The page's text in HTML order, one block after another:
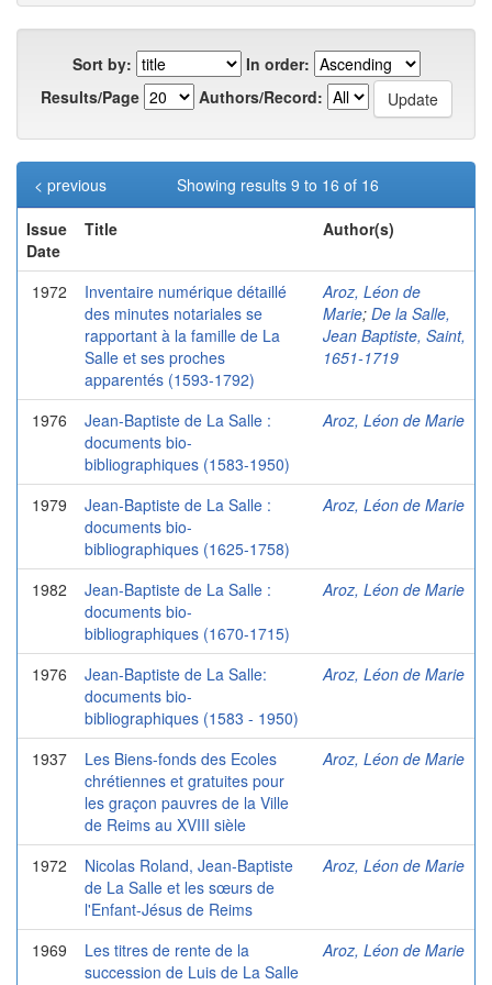
Sort by:
In order:
Results/Page
Authors/Record:
Showing results 9 to 16 of 16
< previous
Issue
Date
Title Author(s)
1972
Inventaire numérique détaillé
des minutes notariales se
rapportant à la famille de La
Salle et ses proches
apparentés (1593-1792)
Aroz, Léon de
Marie; De la Salle,
Jean Baptiste, Saint,
1651-1719
1976
Jean-Baptiste de La Salle :
documents bio-
bibliographiques (1583-1950)
Aroz, Léon de Marie
1979
Jean-Baptiste de La Salle :
documents bio-
bibliographiques (1625-1758)
Aroz, Léon de Marie
1982
Jean-Baptiste de La Salle :
documents bio-
bibliographiques (1670-1715)
Aroz, Léon de Marie
1976
Jean-Baptiste de La Salle:
documents bio-
bibliographiques (1583 - 1950)
Aroz, Léon de Marie
1937
Les Biens-fonds des Ecoles
chrétiennes et gratuites pour
les graçon pauvres de la Ville
de Reims au XVIII sièle
Aroz, Léon de Marie
1972
Nicolas Roland, Jean-Baptiste
de La Salle et les sœurs de
l'Enfant-Jésus de Reims
Aroz, Léon de Marie
1969
Les titres de rente de la
succession de Luis de La Salle
Aroz, Léon de Marie